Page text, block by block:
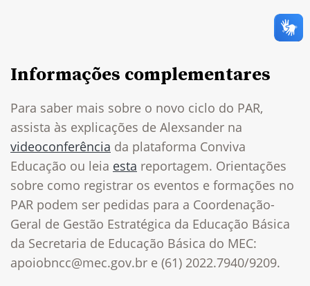
Informações complementares
Para saber mais sobre o novo ciclo do PAR,
assista às explicações de Alexsander na
videoconferência da plataforma Conviva
Educação ou leia esta reportagem. Orientações
sobre como registrar os eventos e formações no
PAR podem ser pedidas para a Coordenação-
Geral de Gestão Estratégica da Educação Básica
da Secretaria de Educação Básica do MEC:
apoiobncc@mec.gov.br e (61) 2022.7940/9209.